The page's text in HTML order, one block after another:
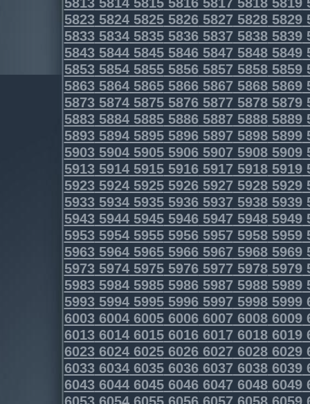
5823582458255826582758285829
5833583458355836583758385839
5843584458455846584758485849
5853585458555856585758585859
5863586458655866586758685869
5873587458755876587758785879
5883588458855886588758885889
5893589458955896589758985899
5903590459055906590759085909
5913591459155916591759185919
5923592459255926592759285929
5933593459355936593759385939
5943594459455946594759485949
5953595459555956595759585959
5963596459655966596759685969
5973597459755976597759785979
5983598459855986598759885989
5993599459955996599759985999
6003600460056006600760086009
6013601460156016601760186019
6023602460256026602760286029
6033603460356036603760386039
6043604460456046604760486049